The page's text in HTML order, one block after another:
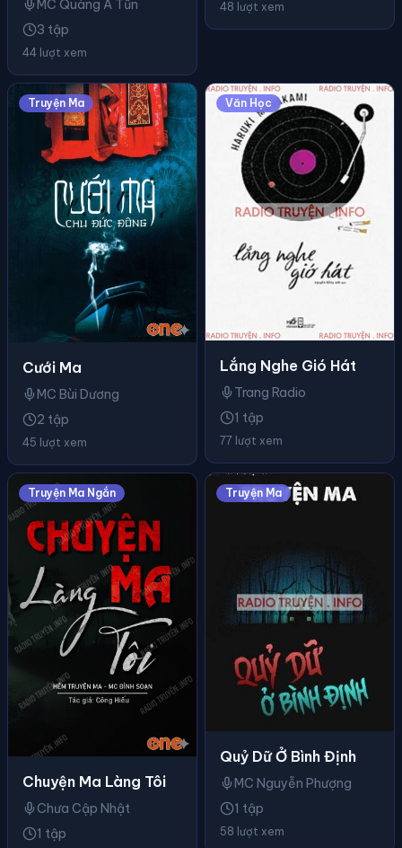
MC Quàng A Tũn
3 tập
44 lượt xem
48 lượt xem
Truyện Ma
Cưới Ma
MC Bùi Dương
2 tập
45 lượt xem
Văn Học
Lắng Nghe Gió Hát
Trang Radio
1 tập
77 lượt xem
Truyện Ma Ngắn
Chuyện Ma Làng Tôi
Chưa Cập Nhật
1 tập
Truyện Ma
Quỷ Dữ Ở Bình Định
MC Nguyễn Phượng
1 tập
58 lượt xem